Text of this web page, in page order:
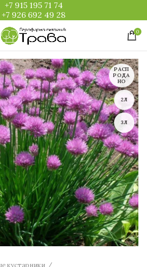
+7 915 195 71 74
+7 926 692 49 28
0
РАСП
РОДА
НО
2Л
3Л
кустарники